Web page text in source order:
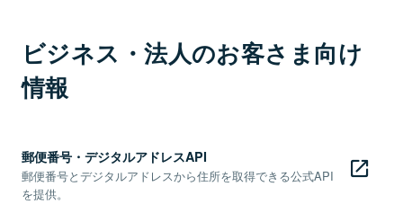
ビジネス・法人のお客さま向け
情報
郵便番号・デジタルアドレスAPI
郵便番号とデジタルアドレスから住所を取得できる公式API
を提供。